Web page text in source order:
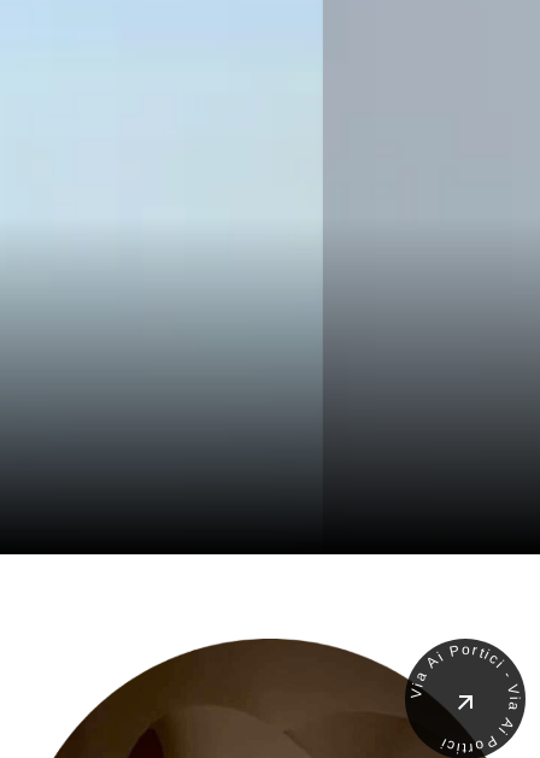
Via Ai Portici - Via Ai Portici